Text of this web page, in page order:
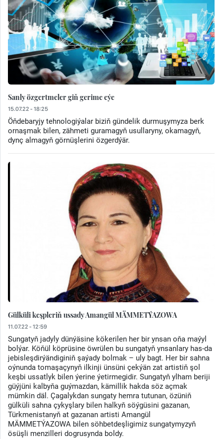
Sanly özgertmeler giň gerime eýe
15.07.22 - 18:25
Öňdebaryjy tehnologiýalar biziň gündelik durmuşymyza berk
ornaşmak bilen, zähmeti guramagyň usullaryny, okamagyň,
dynç almagyň görnüşlerini özgerdýär.
Gülküli keşpleriň ussady Amangül MÄMMETÝAZOWA
11.07.22 - 12:59
Sungatyň jadyly dünýäsine kökerilen her bir ynsan oňa maýyl
bolýar. Köňül köprüsine öwrülen bu sungatyň ynsanlary has-da
jebisleşdirýändiginiň şaýady bolmak – uly bagt. Her bir sahna
oýnunda tomaşaçynyň ilkinji ünsüni çekýän zat artistiň şol
keşbi ussatlyk bilen ýerine ýetirmegidir. Sungatyň ylham beriji
güýjüni kalbyňa guýmazdan, kämillik hakda söz açmak
mümkin däl. Çagalykdan sungaty hemra tutunan, özüniň
gülküli sahna çykyşlary bilen halkyň söýgüsini gazanan,
Türkmenistanyň at gazanan artisti Amangül
MÄMMETÝAZOWA bilen söhbetdeşligimiz sungatymyzyň
ösüşli menzilleri dogrusynda boldy.